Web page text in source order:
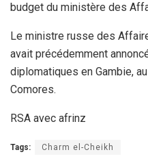
budget du ministère des
Le ministre russe des
avait précédemment
diplomatiques en Gambie,
Comores.
RSA avec afrinz
Tags: Charm el-Cheikh